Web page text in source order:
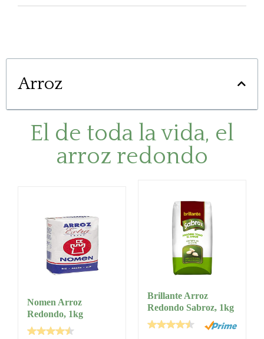
Arroz
El de toda la vida, el
arroz redondo
Nomen Arroz
Redondo, 1kg
Brillante Arroz
Redondo Sabroz, 1kg